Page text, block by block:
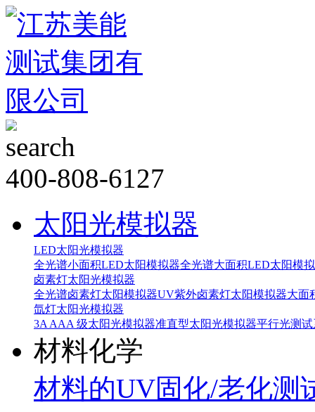
400-808-6127
太阳光模拟器
LED太阳光模拟器
全光谱小面积LED太阳模拟器全光谱大面积LED太阳模
卤素灯太阳光模拟器
全光谱卤素灯太阳模拟器UV紫外卤素灯太阳模拟器大面
氙灯太阳光模拟器
3A AAA 级太阳光模拟器准直型太阳光模拟器平行光测
材料化学
材料的UV固化/老化测